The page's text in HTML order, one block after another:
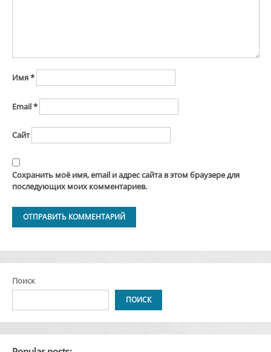
Имя*
Email*
Сайт
Сохранить моё имя, email и адрес сайта в этом браузере для
последующих моих комментариев.
Поиск
ПОИСК